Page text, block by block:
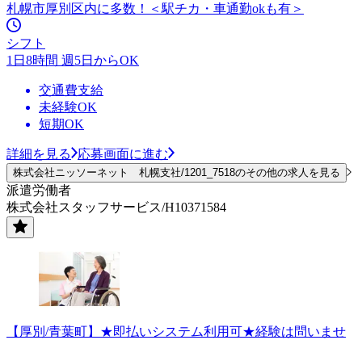
札幌市厚別区内に多数！＜駅チカ・車通勤okも有＞
シフト
1日8時間 週5日からOK
交通費支給
未経験OK
短期OK
詳細を見る 応募画面に進む
株式会社ニッソーネット 札幌支社/1201_7518のその他の求人を見る
派遣労働者
株式会社スタッフサービス/H10371584
【厚別/青葉町】★即払いシステム利用可★経験は問いませ